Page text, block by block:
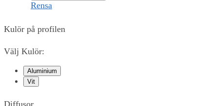
Rensa
Kulör på profilen
Välj Kulör:
Aluminium
Vit